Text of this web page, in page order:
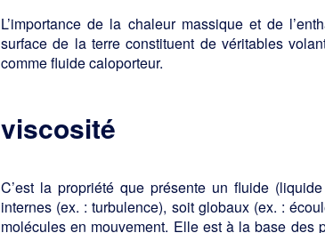
L’importance de la chaleur massique et de
surface de la terre constituent de véritables
comme fluide caloporteur.
viscosité
C’est la propriété que présente un fluide
internes (ex. : turbulence), soit globaux (ex. :
molécules en mouvement. Elle est à la base des